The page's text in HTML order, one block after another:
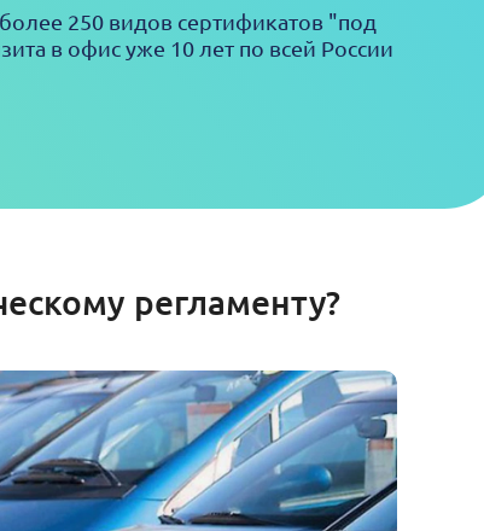
250 видов сертификатов "под
в офис уже 10 лет по всей России
регламенту?